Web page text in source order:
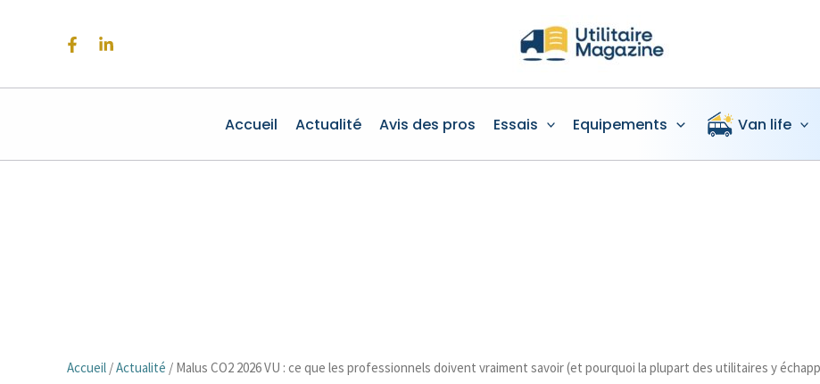
Accueil Actualité Avis des pros Essais Equipements Van life
Accueil/Actualité / Malus CO2 2026 VU : ce que les professionnels doivent vraiment savoir (et pourquoi la plupart des utilitaires y